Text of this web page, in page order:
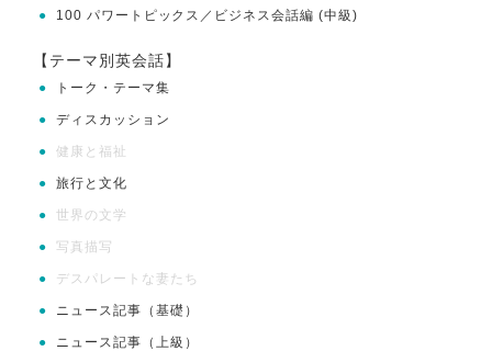
● 100 パワートピックス／ビジネス会話編 (中級)
【テーマ別英会話】
● トーク・テーマ集
● ディスカッション
● 健康と福祉
● 旅行と文化
● 世界の文学
● 写真描写
● デスパレートな妻たち
● ニュース記事（基礎）
● ニュース記事（上級）